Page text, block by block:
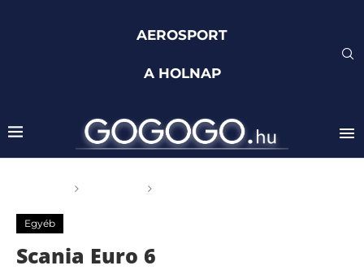
AEROSPORT
A HOLNAP
Egyéb
Scania Euro 6